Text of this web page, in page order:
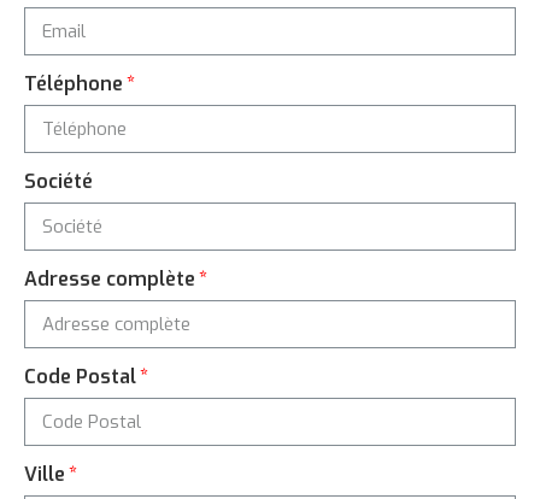
Téléphone
Société
Adresse complète
Code Postal
Ville